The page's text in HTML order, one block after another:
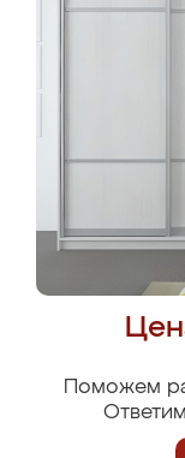
Поможем